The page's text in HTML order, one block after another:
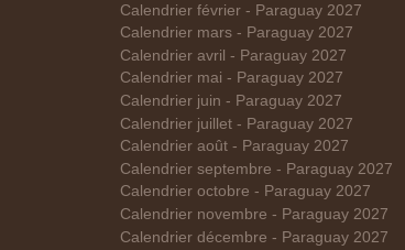
Calendrier février - Paraguay 2027
Calendrier mars - Paraguay 2027
Calendrier avril - Paraguay 2027
Calendrier mai - Paraguay 2027
Calendrier juin - Paraguay 2027
Calendrier juillet - Paraguay 2027
Calendrier août - Paraguay 2027
Calendrier septembre - Paraguay 2027
Calendrier octobre - Paraguay 2027
Calendrier novembre - Paraguay 2027
Calendrier décembre - Paraguay 2027